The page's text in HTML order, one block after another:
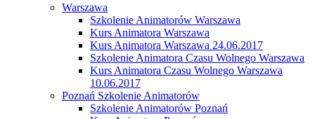
Warszawa
Szkolenie Animatorów Warszawa
Kurs Animatora Warszawa
Kurs Animatora Warszawa 24.06.2017
Szkolenie Animatora Czasu Wolnego Warszawa
Kurs Animatora Czasu Wolnego Warszawa
10.06.2017
Poznań Szkolenie Animatorów
Szkolenie Animatorów Poznań